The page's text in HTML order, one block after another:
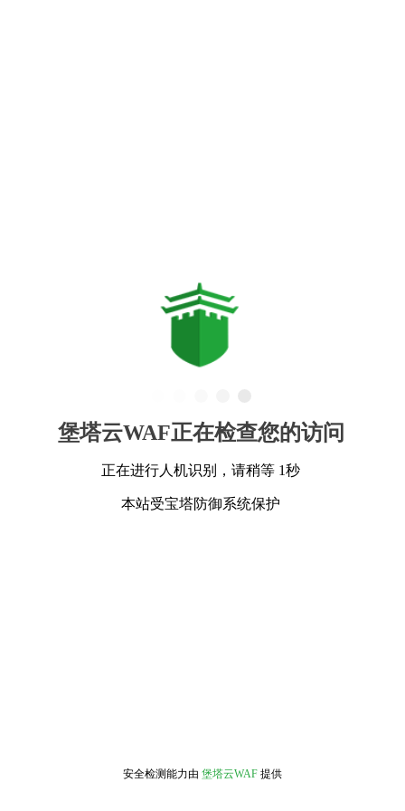
堡塔云WAF正在检查您的访问
正在进行人机识别，请稍等 1秒
本站受宝塔防御系统保护
安全检测能力由 堡塔云WAF 提供